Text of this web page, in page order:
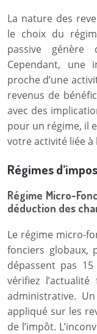
La nature des
le choix du
passive génère
Cependant, une
proche d’une
revenus de
avec des
pour un régime, il
votre activité liée à
Régimes
Régime Micro-
déduction des
Le régime micro-
fonciers globaux,
dépassent pas 15
vérifiez
administrative.
appliqué sur les
de l’impôt.